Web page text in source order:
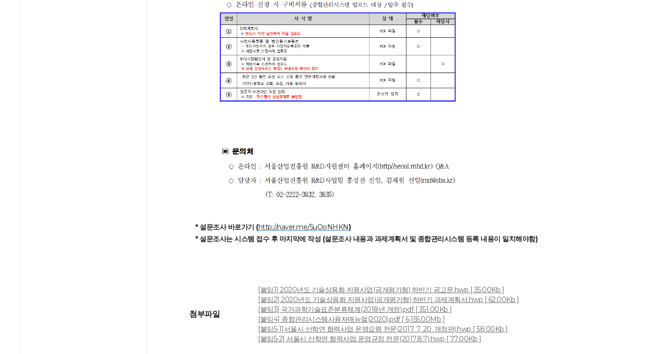
* 설문조사 바로가기 (http://naver.me/5uOoNHKN)
* 설문조사는 시스템 접수 후 마지막에 작성 (설문조사 내용과 과제계획서 및 종합관리시스템 등록 내용이 일치해야함)
첨부파일
[붙임1] 2020년도 기술상용화 지원사업(공개평가형) 하반기 공고문.hwp [ 35.00Kb ]
[붙임2] 2020년도 기술상용화 지원사업(공개평가형) 하반기 과제계획서.hwp [ 62.00Kb ]
[붙임3] 국가과학기술표준분류체계(2018년 개정).pdf [ 351.00Kb ]
[붙임4] 종합관리시스템사용자매뉴얼(2020).pdf [ 6,155.00Mb ]
[붙임5-1]서울시 산학연 협력사업 운영요령 전문(2017. 7. 20. 개정판).hwp [ 58.00Kb ]
[붙임5-2] 서울시 산학연 협력사업 운영규정 전문(2017.8.7).hwp [ 77.00Kb ]